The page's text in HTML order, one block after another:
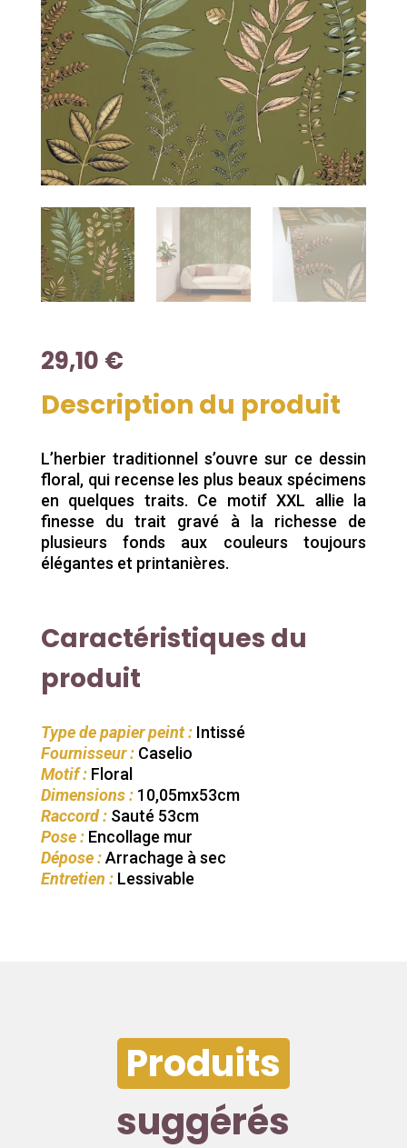
29,10 €
Description du produit
L’herbier traditionnel s’ouvre sur ce dessin
floral, qui recense les plus beaux spécimens
en quelques traits. Ce motif XXL allie la
finesse du trait gravé à la richesse de
plusieurs fonds aux couleurs toujours
élégantes et printanières.
Caractéristiques du
produit
Type de papier peint :Intissé
Fournisseur :Caselio
Motif :Floral
Dimensions :10,05mx53cm
Raccord :Sauté 53cm
Pose :Encollage mur
Dépose :Arrachage à sec
Entretien :Lessivable
Produits
suggérés